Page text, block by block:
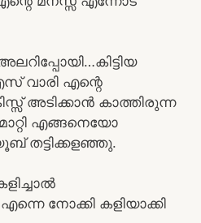
വാരി എന്റെ
അടിക്കാൻ കാത്തിരുന്ന
എങ്ങനെയോ
തട്ടിക്കളഞ്ഞു.
നോക്കി കളിയാക്കി